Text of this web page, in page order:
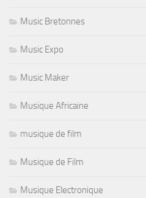
Music Bretonnes
Music Expo
Music Maker
Musique Africaine
musique de film
Musique de Film
Musique Electronique